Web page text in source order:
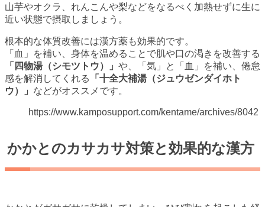
山芋やオクラ、れんこんや梨などをなるべく加熱せずに生に
近い状態で摂取しましょう。
根本的な体質改善には漢方薬も効果的です。
「血」を補い、身体を温めることで肌や口の渇きを改善する
「四物湯（シモツトウ）」 や、「気」と「血」を補い、倦怠
感を解消してくれる
「十全大補湯（ジュウゼンダイホト
ウ）」 などがオススメです。
https://www.kamposupport.com/kentame/archives/8042
かかとのカサカサ対策と効果的な漢方